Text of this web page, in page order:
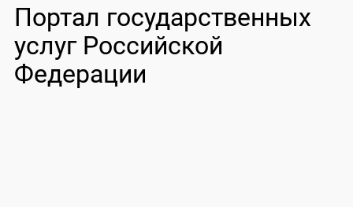
Портал государственных
услуг Российской
Федерации